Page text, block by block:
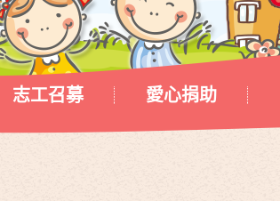
志工召募 愛心捐助